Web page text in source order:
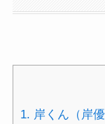
1. 岸くん（岸